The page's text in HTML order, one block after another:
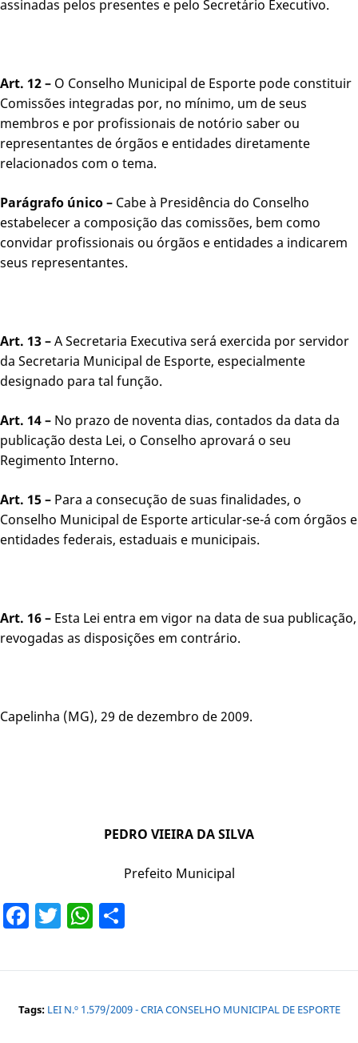
assinadas pelos presentes e pelo Secretário Executivo.
Art. 12 – O Conselho Municipal de Esporte pode constituir
Comissões integradas por, no mínimo, um de seus
membros e por profissionais de notório saber ou
representantes de órgãos e entidades diretamente
relacionados com o tema.
Parágrafo único – Cabe à Presidência do Conselho
estabelecer a composição das comissões, bem como
convidar profissionais ou órgãos e entidades a indicarem
seus representantes.
Art. 13 –A Secretaria Executiva será exercida por servidor
da Secretaria Municipal de Esporte, especialmente
designado para tal função.
Art. 14 – No prazo de noventa dias, contados da data da
publicação desta Lei, o Conselho aprovará o seu
Regimento Interno.
Art. 15 – Para a consecução de suas finalidades, o
Conselho Municipal de Esporte articular-se-á com órgãos e
entidades federais, estaduais e municipais.
Art. 16 – Esta Lei entra em vigor na data de sua publicação,
revogadas as disposições em contrário.
Capelinha (MG), 29 de dezembro de 2009.
PEDRO VIEIRA DA SILVA
Prefeito Municipal
Facebook
TwitterWhatsApp
Tags: LEI N.º 1.579/2009 - CRIA CONSELHO MUNICIPAL DE ESPORTE